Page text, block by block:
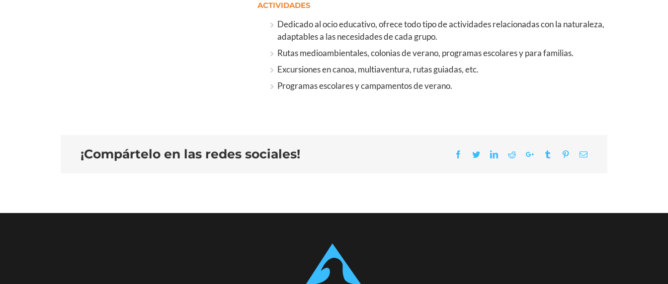
ACTIVIDADES
Dedicado al ocio educativo, ofrece todo tipo de actividades relacionadas con la naturaleza,
adaptables a las necesidades de cada grupo.
Rutas medioambientales, colonias de verano, programas escolares y para familias.
Excursiones en canoa, multiaventura, rutas guiadas, etc.
Programas escolares y campamentos de verano.
¡Compártelo en las redes sociales! Facebook
TwitterLinkedIn
RedditGoogle+Tumblr PinterestEmail